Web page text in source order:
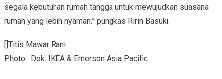
segala kebutuhan rumah tangga untuk mewujudkan suasana
rumah yang lebih nyaman.” pungkas Ririn Basuki.
[]Titis Mawar Rani
Photo : Dok. IKEA & Emerson Asia Pacific